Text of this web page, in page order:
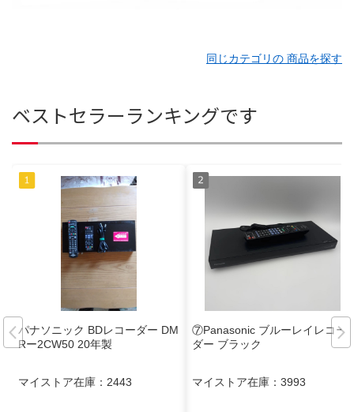
同じカテゴリの 商品を探す
ベストセラーランキングです
パナソニック BDレコーダー DM
Rー2CW50 20年製
マイストア在庫： 2443
⑦Panasonic ブルーレイレコー
ダー ブラック
マイストア在庫： 3993